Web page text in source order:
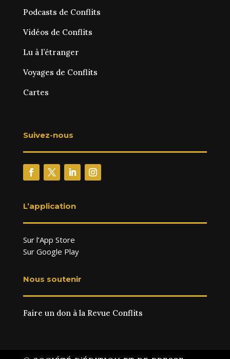
Podcasts de Conflits
Vidéos de Conflits
Lu à l’étranger
Voyages de Conflits
Cartes
Suivez-nous
L’application
Sur l’App Store
Sur Google Play
Nous soutenir
Faire un don à la Revue Conflits